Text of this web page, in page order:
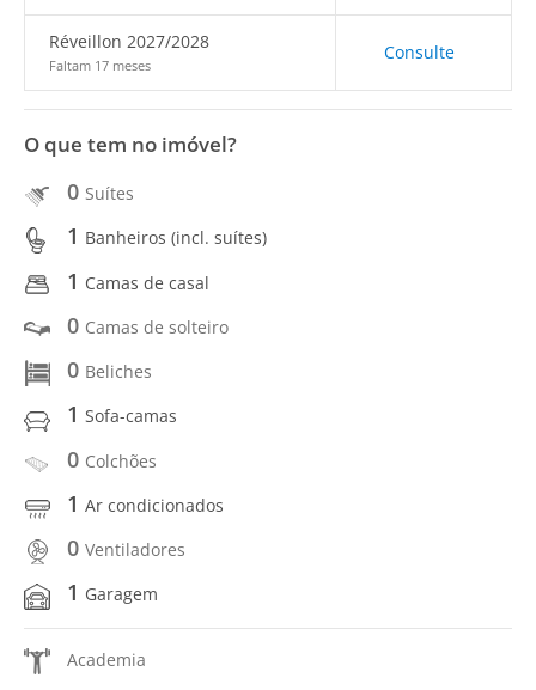
Réveillon 2027/2028
Faltam 17 meses
Consulte
O que tem no imóvel?
0 Suítes
1 Banheiros (incl. suítes)
1 Camas de casal
0 Camas de solteiro
0 Beliches
1 Sofa-camas
0 Colchões
1 Ar condicionados
0 Ventiladores
1 Garagem
Academia